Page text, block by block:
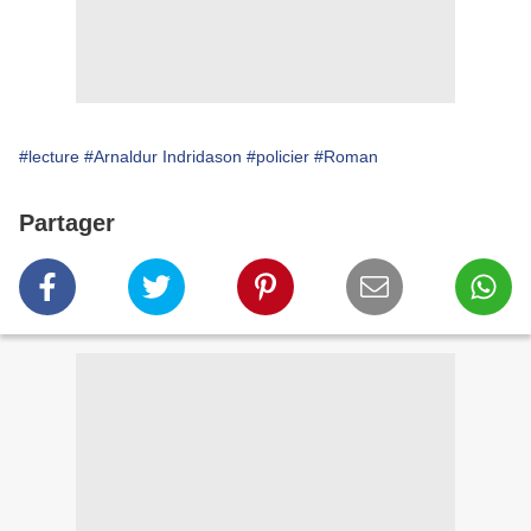
#lecture #Arnaldur Indridason #policier #Roman
Partager